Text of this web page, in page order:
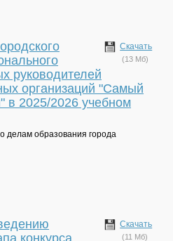
Скачать
(13 Мб)
руководителей
организаций "Самый
в 2025/2026 учебном
делам образования города
Скачать
(11 Мб)
конкурса